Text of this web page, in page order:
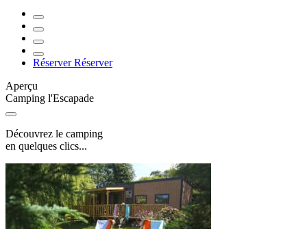
Réserver Réserver
Aperçu
Camping l'Escapade
Découvrez le camping
en quelques clics...